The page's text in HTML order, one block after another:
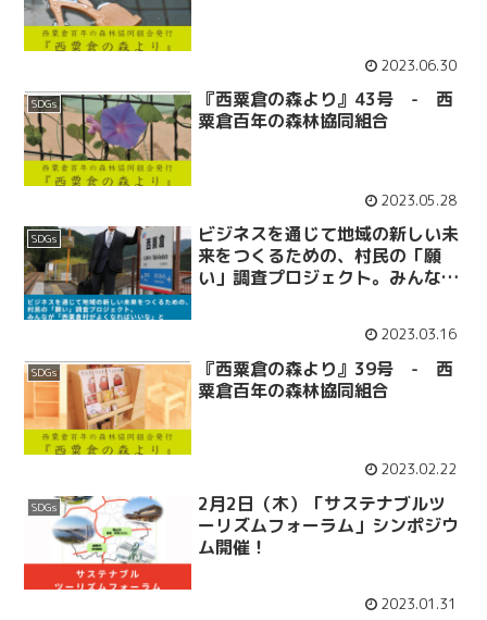
2023.06.30
SDGs
『西粟倉の森より』43号 - 西
粟倉百年の森林協同組合
2023.05.28
SDGs
ビジネスを通じて地域の新しい未
来をつくるための、村民の「願
い」調査プロジェクト。みんなが
2023.03.16
SDGs
『西粟倉の森より』39号 - 西
粟倉百年の森林協同組合
2023.02.22
SDGs
2月2日（木）「サステナブルツ
ーリズムフォーラム」シンポジウ
ム開催！
2023.01.31